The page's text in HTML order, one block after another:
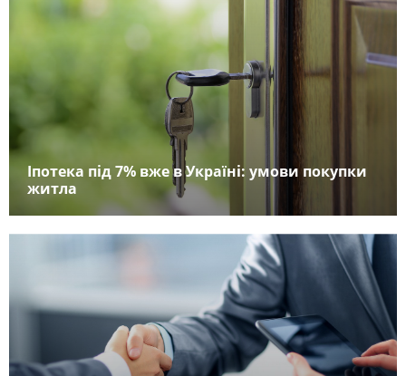
Іпотека під 7% вже в Україні: умови покупки
житла